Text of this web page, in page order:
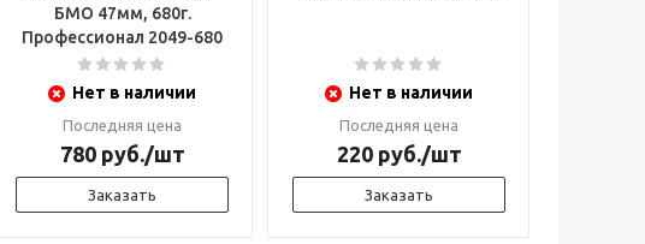
БМО 47мм, 680г.
Профессионал 2049-680
Нет в наличии
Последняя цена
780руб./шт
Заказать
Нет в наличии
Последняя цена
220руб./шт
Заказать